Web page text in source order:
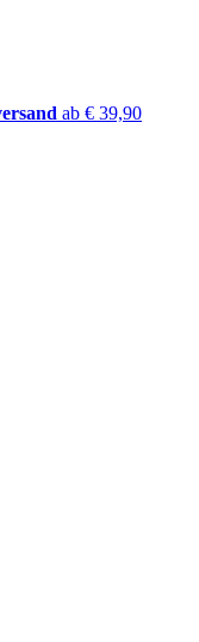
ab € 39,90